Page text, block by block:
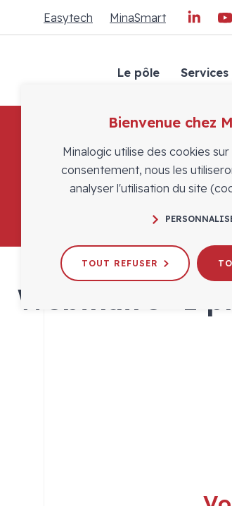
Easytech MinaSmart
Le pôle Services
Webinaire "1
Bienvenue chez
Minalogic utilise des cookies
consentement, nous les
analyser l'utilisation du site
TOUT REFUSER